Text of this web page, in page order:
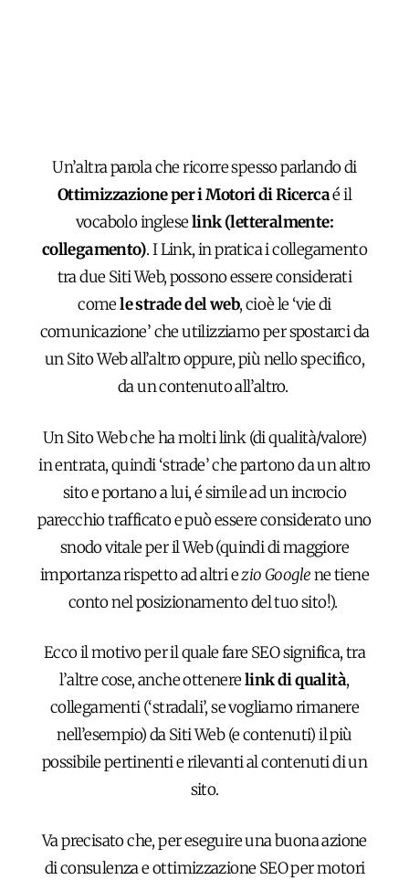
Un’altra parola che ricorre spesso parlando di
Ottimizzazione per i Motori di Ricercaé il
vocabolo ingleselink (letteralmente:
collegamento). I Link, in pratica i collegamento
tra due Siti Web, possono essere considerati
comele strade del web, cioè le ‘vie di
comunicazione’ che utilizziamo per spostarci da
un Sito Web all’altro oppure, più nello specifico,
da un contenuto all’altro.
Un Sito Web che ha molti link (di qualità/valore)
in entrata, quindi ‘strade’ che partono da un altro
sito e portano a lui, é simile ad un incrocio
parecchio trafficato e può essere considerato uno
snodo vitale per il Web (quindi di maggiore
importanza rispetto ad altri ezioGooglene tiene
conto nel posizionamento del tuo sito!).
Ecco il motivo per il quale fare SEO significa, tra
l’altre cose, anche ottenerelink di qualità,
collegamenti (‘stradali’, se vogliamo rimanere
nell’esempio) da Siti Web (e contenuti) il più
possibile pertinenti e rilevanti al contenuti di un
sito.
Va precisato che, per eseguire una buona azione
di consulenza e ottimizzazione SEO per motori